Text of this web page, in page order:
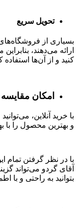
تحویل سریع
بسیاری از
ارائه می‌دهند،
کنید و از آن‌ها استفاده
امکان
با خرید آنلاین،
و بهترین محصول را با
با در نظر گرفتن تمام
آقای گردو می‌تواند
بتوانید به راحتی و با